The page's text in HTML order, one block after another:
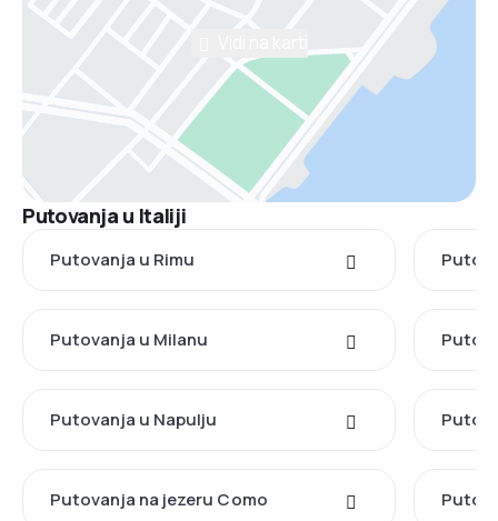
Putovanja u Italiji
Putovanja u Rimu
Putovanja u Milanu
Putovanja u Napulju
Putovanja na jezeru Como